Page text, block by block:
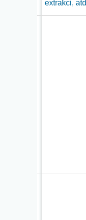
extrakci,